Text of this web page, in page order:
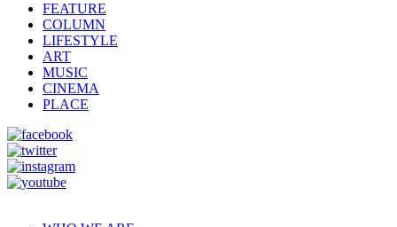
FEATURE
COLUMN
LIFESTYLE
ART
MUSIC
CINEMA
PLACE